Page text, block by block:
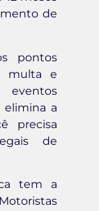
de
pontos
multa e
elimina a
precisa
de
tem a